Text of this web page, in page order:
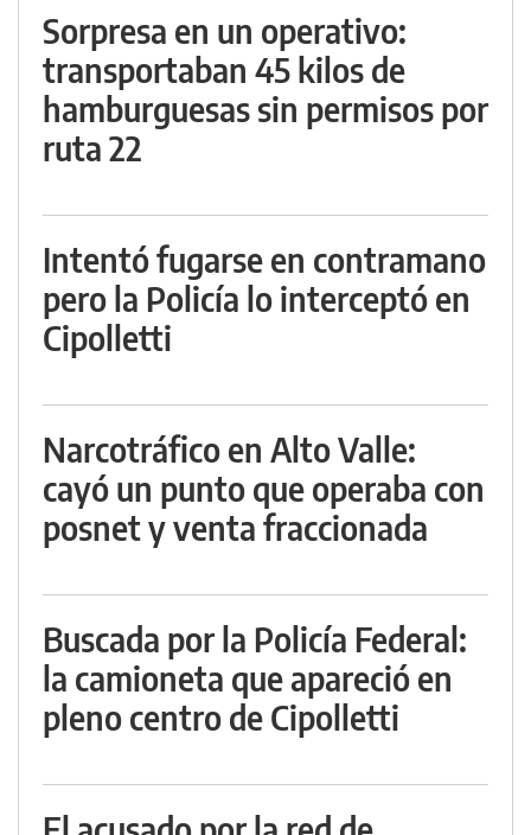
Sorpresa en un operativo:
transportaban 45 kilos de
hamburguesas sin permisos por
ruta 22
Intentó fugarse en contramano
pero la Policía lo interceptó en
Cipolletti
Narcotráfico en Alto Valle:
cayó un punto que operaba con
posnet y venta fraccionada
Buscada por la Policía Federal:
la camioneta que apareció en
pleno centro de Cipolletti